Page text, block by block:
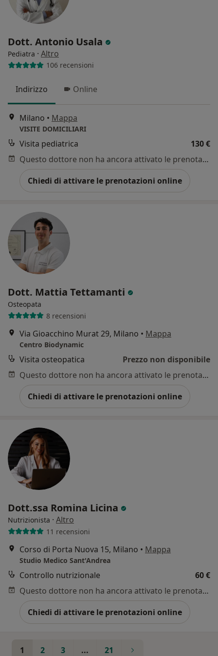
Dott. Antonio Usala
Pediatra · Altro
106 recensioni
Indirizzo Online
Milano • Mappa
VISITE DOMICILIARI
Visita pediatrica
130 €
Questo dottore non ha ancora attivato le prenotazioni online presso questo indirizzo.
Chiedi di attivare le prenotazioni online
Dott. Mattia Tettamanti
Osteopata
8 recensioni
Via Gioacchino Murat 29, Milano • Mappa
Centro Biodynamic
Visita osteopatica
Prezzo non disponibile
Questo dottore non ha ancora attivato le prenotazioni online presso questo indirizzo.
Chiedi di attivare le prenotazioni online
Dott.ssa Romina Licina
Nutrizionista · Altro
11 recensioni
Corso di Porta Nuova 15, Milano • Mappa
Studio Medico Sant'Andrea
Controllo nutrizionale
60 €
Questo dottore non ha ancora attivato le prenotazioni online presso questo indirizzo.
Chiedi di attivare le prenotazioni online
1 2 3 ... 21